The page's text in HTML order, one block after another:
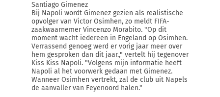
Santiago Gimenez
Bij Napoli wordt Gimenez gezien als realistische
opvolger van Victor Osimhen, zo meldt FIFA-
zaakwaarnemer Vincenzo Morabito. "Op dit
moment wacht iedereen in Engeland op Osimhen.
Verrassend genoeg werd er vorig jaar meer over
hem gesproken dan dit jaar.," vertelt hij tegenover
Kiss Kiss Napoli. "Volgens mijn informatie heeft
Napoli al het voorwerk gedaan met Gimenez.
Wanneer Osimhen vertrekt, zal de club uit Napels
de aanvaller van Feyenoord halen."